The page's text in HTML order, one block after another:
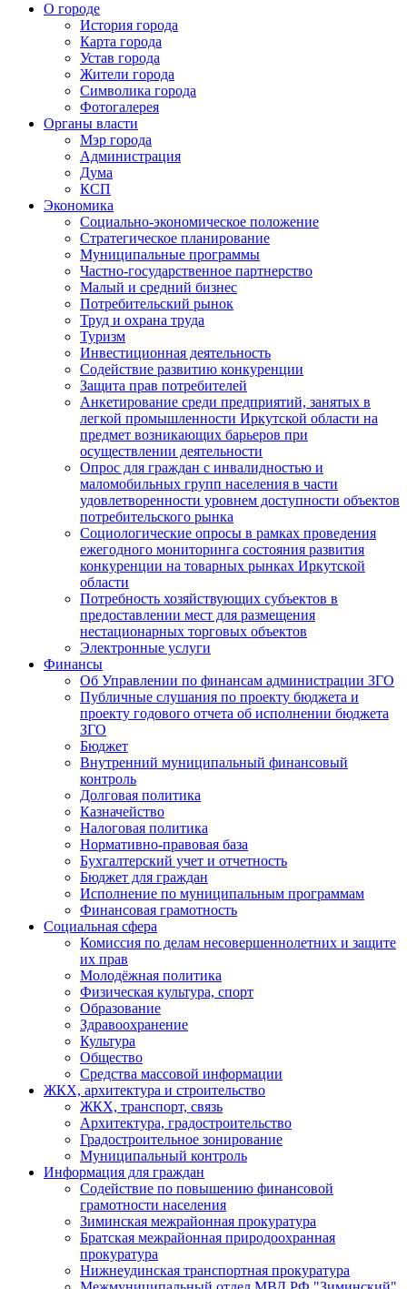
О городе
История города
Карта города
Устав города
Жители города
Символика города
Фотогалерея
Органы власти
Мэр города
Администрация
Дума
КСП
Экономика
Социально-экономическое положение
Стратегическое планирование
Муниципальные программы
Частно-государственное партнерство
Малый и средний бизнес
Потребительский рынок
Труд и охрана труда
Туризм
Инвестиционная деятельность
Содействие развитию конкуренции
Защита прав потребителей
Анкетирование среди предприятий, занятых в
легкой промышленности Иркутской области на
предмет возникающих барьеров при
осуществлении деятельности
Опрос для граждан с инвалидностью и
маломобильных групп населения в части
удовлетворенности уровнем доступности объектов
потребительского рынка
Социологические опросы в рамках проведения
ежегодного мониторинга состояния развития
конкуренции на товарных рынках Иркутской
области
Потребность хозяйствующих субъектов в
предоставлении мест для размещения
нестационарных торговых объектов
Электронные услуги
Финансы
Об Управлении по финансам администрации ЗГО
Публичные слушания по проекту бюджета и
проекту годового отчета об исполнении бюджета
ЗГО
Бюджет
Внутренний муниципальный финансовый
контроль
Долговая политика
Казначейство
Налоговая политика
Нормативно-правовая база
Бухгалтерский учет и отчетность
Бюджет для граждан
Исполнение по муниципальным программам
Финансовая грамотность
Социальная сфера
Комиссия по делам несовершеннолетних и защите
их прав
Молодёжная политика
Физическая культура, спорт
Образование
Здравоохранение
Культура
Общество
Средства массовой информации
ЖКХ, архитектура и строительство
ЖКХ, транспорт, связь
Архитектура, градостроительство
Градостроительное зонирование
Муниципальный контроль
Информация для граждан
Содействие по повышению финансовой
грамотности населения
Зиминская межрайонная прокуратура
Братская межрайонная природоохранная
прокуратура
Нижнеудинская транспортная прокуратура